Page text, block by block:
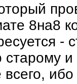
8на8
-
старому
всего,